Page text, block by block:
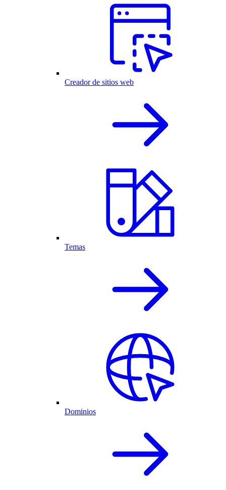
Creador de sitios web
Temas
Dominios